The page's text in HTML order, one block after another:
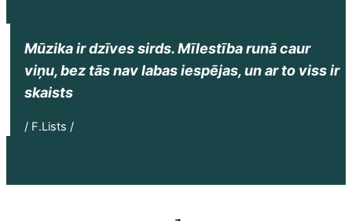
Mūzika ir dzīves sirds. Mīlestība runā caur
viņu, bez tās nav labas iespējas, un ar to viss ir
skaists
/ F.Lists /